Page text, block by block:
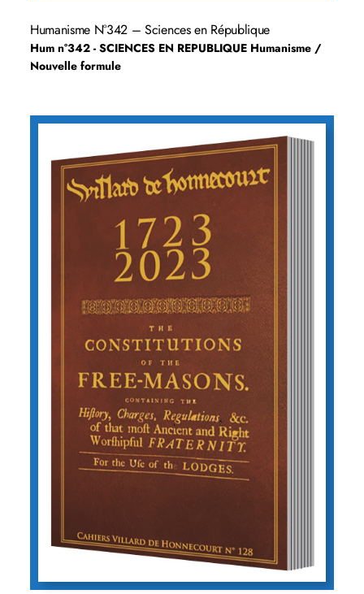
Humanisme N°342 – Sciences en République
Hum n°342 - SCIENCES EN REPUBLIQUE Humanisme /
Nouvelle formule